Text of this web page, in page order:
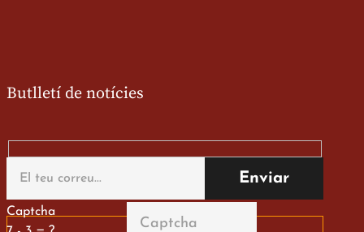
Butlletí de notícies
Captcha